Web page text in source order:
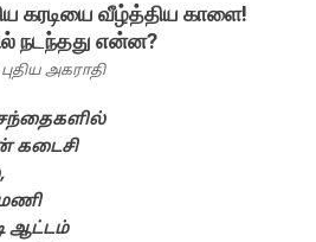
கரடியை வீழ்த்திய காளை!
நடந்தது என்ன?
புதிய அகராதி
கடைசி
ஆட்டம்